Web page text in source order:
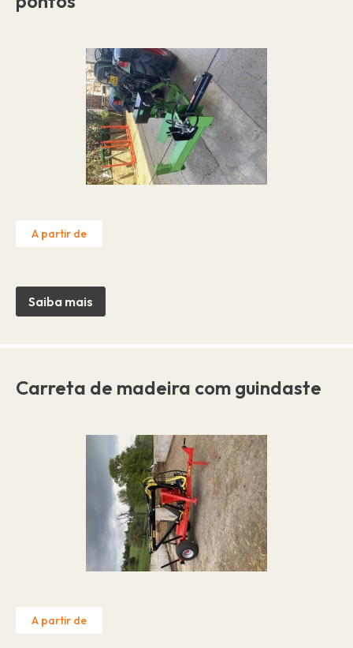
A partir de
Saiba mais
Carreta de madeira com guindaste
A partir de